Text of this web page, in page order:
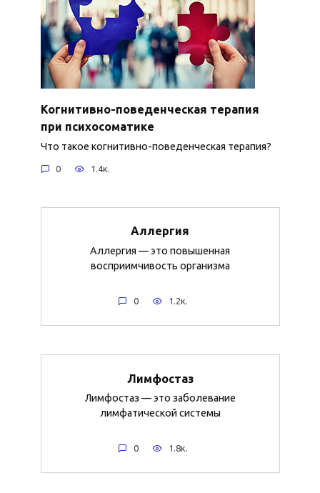
Когнитивно-поведенческая терапия
при психосоматике
Что такое когнитивно-поведенческая терапия?
0 1.4к.
Аллергия
Аллергия — это повышенная
восприимчивость организма
0 1.2к.
Лимфостаз
Лимфостаз — это заболевание
лимфатической системы
0 1.8к.